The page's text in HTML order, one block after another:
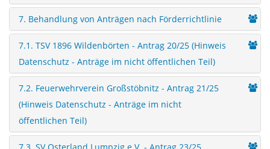
7. Behandlung von Anträgen nach Förderrichtlinie
7.1. TSV 1896 Wildenbörten - Antrag 20/25 (Hinweis
Datenschutz - Anträge im nicht öffentlichen Teil)
7.2. Feuerwehrverein Großstöbnitz - Antrag 21/25
(Hinweis Datenschutz - Anträge im nicht
öffentlichen Teil)